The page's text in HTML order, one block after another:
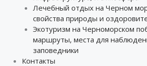
Лечебный отдых на Черном
свойства природы и
Экотуризм на Черноморском
маршруты, места для
заповедники
Контакты